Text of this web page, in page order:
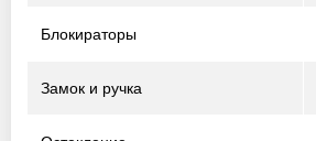
Блокираторы
Замок и ручка